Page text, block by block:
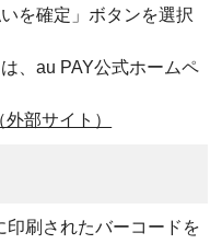
を確定」ボタンを選択
、au PAY公式ホームペ
部サイト）
刷されたバーコードを